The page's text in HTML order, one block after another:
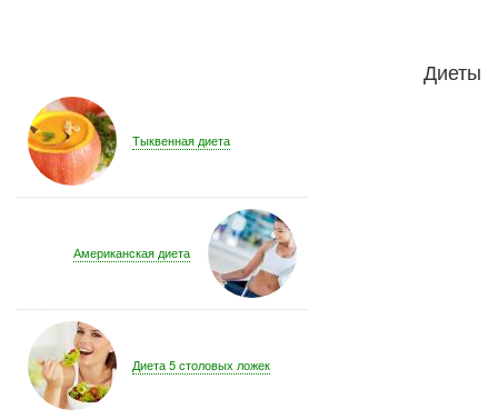
Диеты
Тыквенная диета
Американская диета
Диета 5 столовых ложек